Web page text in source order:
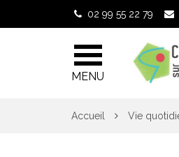
02 99 55 22 79
MENU
Accueil Vie